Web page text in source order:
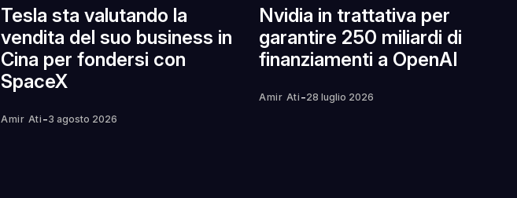
Tesla sta valutando la
vendita del suo business in
Cina per fondersi con
SpaceX
Amir Ati -3 agosto 2026
Nvidia in trattativa per
garantire 250 miliardi di
finanziamenti a OpenAI
Amir Ati -28 luglio 2026